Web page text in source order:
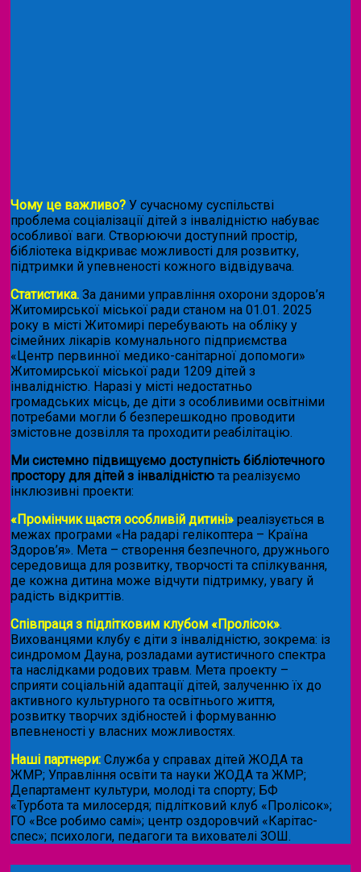
Чому це важливо? У сучасному суспільстві
проблема соціалізації дітей з інвалідністю набуває
особливої ваги. Створюючи доступний простір,
бібліотека відкриває можливості для розвитку,
підтримки й упевненості кожного відвідувача.
Статистика. За даними управління охорони здоров’я
Житомирської міської ради станом на 01.01. 2025
року в місті Житомирі перебувають на обліку у
сімейних лікарів комунального підприємства
«Центр первинної медико-санітарної допомоги»
Житомирської міської ради 1209 дітей з
інвалідністю. Наразі у місті недостатньо
громадських місць, де діти з особливими освітніми
потребами могли б безперешкодно проводити
змістовне дозвілля та проходити реабілітацію.
Ми системно підвищуємо доступність бібліотечного
простору для дітей з інвалідністю та реалізуємо
інклюзивні проекти:
«Промінчик щастя особливій дитині» реалізується в
межах програми «На радарі гелікоптера – Країна
Здоров’я». Мета – створення безпечного, дружнього
середовища для розвитку, творчості та спілкування,
де кожна дитина може відчути підтримку, увагу й
радість відкриттів.
Співпраця з підлітковим клубом «Пролісок».
Вихованцями клубу є діти з інвалідністю, зокрема: із
синдромом Дауна, розладами аутистичного спектра
та наслідками родових травм. Мета проекту –
сприяти соціальній адаптації дітей, залученню їх до
активного культурного та освітнього життя,
розвитку творчих здібностей і формуванню
впевненості у власних можливостях.
Наші партнери: Служба у справах дітей ЖОДА та
ЖМР; Управління освіти та науки ЖОДА та ЖМР;
Департамент культури, молоді та спорту; БФ
«Турбота та милосердя; підлітковий клуб «Пролісок»;
ГО «Все робимо самі»; центр оздоровчий «Карітас-
спес»; психологи, педагоги та вихователі ЗОШ.